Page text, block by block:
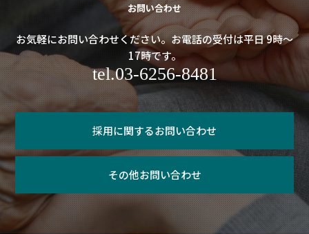
お問い合わせ
お気軽にお問い合わせください。お電話の受付は平日 9時～
17時です。
tel.03-6256-8481
採用に関するお問い合わせ
その他お問い合わせ